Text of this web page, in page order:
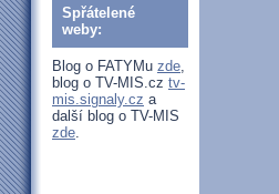
Spřátelené
weby:
Blog o FATYMu zde,
blog o TV-MIS.cz tv-
mis.signaly.cz a
další blog o TV-MIS
zde.